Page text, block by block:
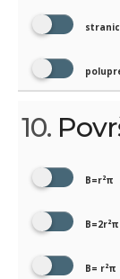
10.
B=r²π
B=2r²π
B= r²π